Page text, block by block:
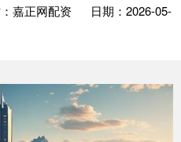
嘉正网配资
日期：2026-05-